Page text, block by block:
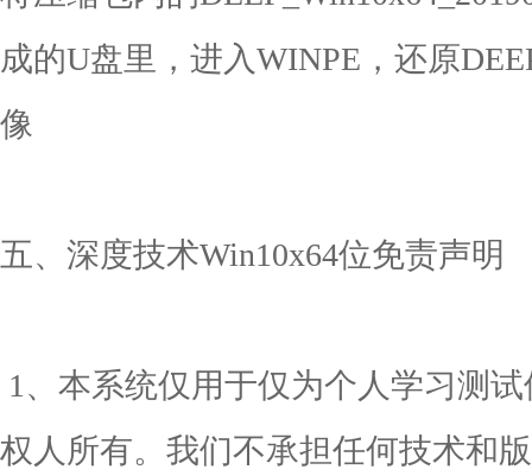
成的U盘里，进入WINPE，还原
像
五、深度技术Win10x64位免责声明
1、本系统仅用于仅为个人学习测
权人所有。我们不承担任何技术和